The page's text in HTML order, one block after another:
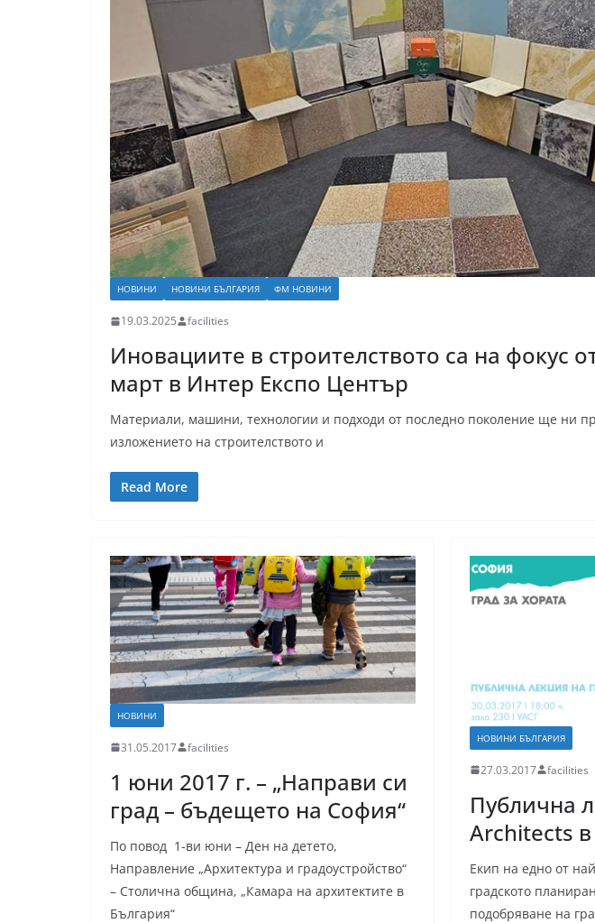
НОВИНИ НОВИНИ БЪЛГАРИЯ ФМ НОВИНИ
19.03.2025 facilities
Иновациите в строителството са на фокус
март в Интер Експо Център
Материали, машини, технологии и подходи от последно поколение ще ни
изложението на строителството и
Read More
НОВИНИ
31.05.2017 facilities
1 юни 2017 г. – „Направи си
град – бъдещето на София“
По повод 1-ви юни – Ден на детето,
Направление „Архитектура и градоустройство“
– Столична община, „Камара на архитектите в
България“
НОВИНИ БЪЛГАРИЯ
27.03.2017 facilities
Публична
Architects
Екип на едно от
градското
подобряване на